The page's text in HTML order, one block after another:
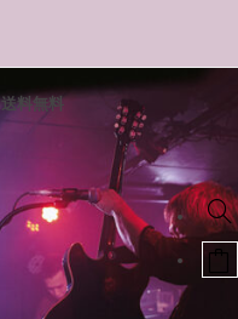
送料無料